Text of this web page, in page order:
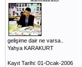
gelişime dair ne varsa..
Yahya KARAKURT
Kayıt Tarihi: 01-Ocak-2006